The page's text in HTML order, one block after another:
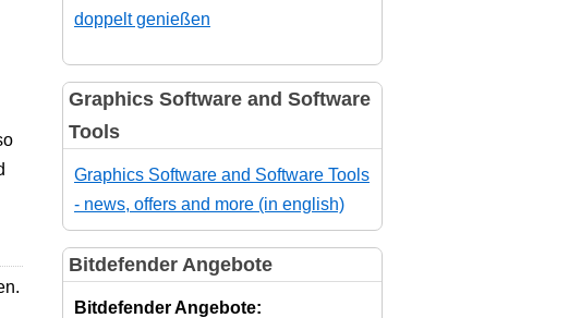
doppelt genießen
Graphics Software and Software
Tools
Graphics Software and Software Tools
- news, offers and more (in english)
Bitdefender Angebote
Bitdefender Angebote: